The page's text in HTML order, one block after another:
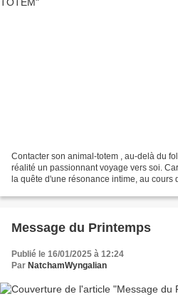
Contacter son animal-totem , au-delà du
réalité un passionnant voyage vers soi.
la quête d'une résonance intime, au cours
Message du Printemps
Publié le 16/01/2025 à 12:24
Par NatchamWyngalian